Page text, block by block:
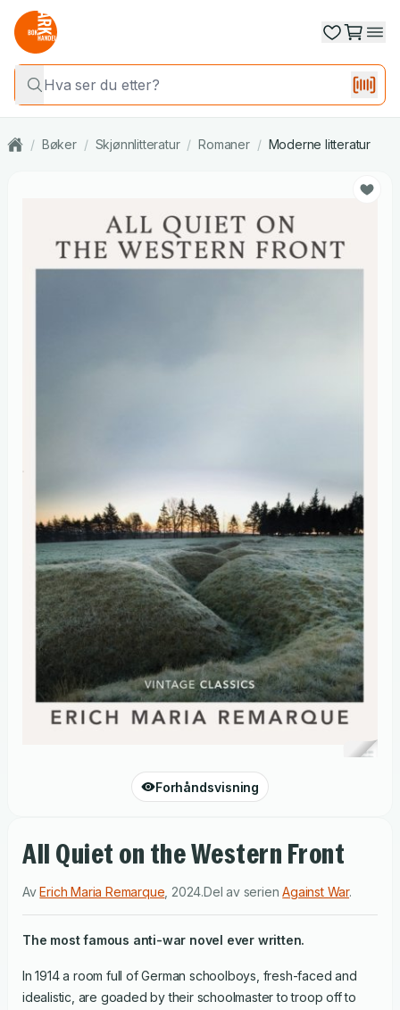
/ Bøker / Skjønnlitteratur / Romaner / Moderne litteratur
Forhåndsvisning
All Quiet on the Western Front
AvErich Maria Remarque 2024.Del av serienAgainst War.
The most famous anti-war novel ever written.
In 1914 a room full of German schoolboys, fresh-faced and
idealistic, are goaded by their schoolmaster to troop off to